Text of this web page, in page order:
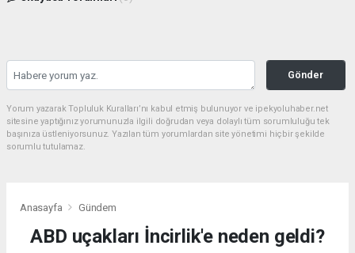
Gönder
Yorum yazarak Topluluk Kuralları’nı kabul etmiş bulunuyor ve ipekyoluhaber.net
sitesine yaptığınız yorumunuzla ilgili doğrudan veya dolaylı tüm sorumluluğu tek
başınıza üstleniyorsunuz. Yazılan tüm yorumlardan site yönetimi hiçbir şekilde
sorumlu tutulamaz.
Anasayfa Gündem
ABD uçakları İncirlik'e neden geldi?